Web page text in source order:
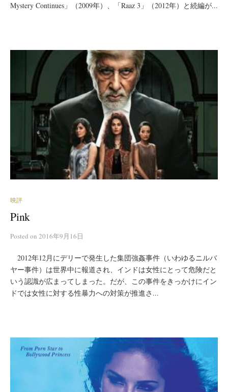
Mystery Continues」（2009年）、「Raaz 3」（2012年）と続編が...
映評
Pink
Posted on 2016年9月16日
2012年12月にデリーで発生した集団強姦事件（いわゆるニルバ
ヤー事件）は世界中に報道され、インドは女性にとって危険だと
いう認識が広まってしまった。だが、この事件をきっかけにイン
ドでは女性に対する性暴力への対策が推進さ...